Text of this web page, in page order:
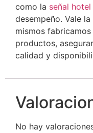
como la señal hotel
desempeño. Vale
mismos
productos,
calidad y
No hay